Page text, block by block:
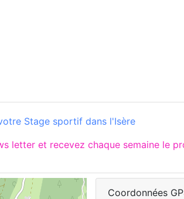
Stage sportif dans l'Isère
letter et recevez chaque semaine le
Coordonnées